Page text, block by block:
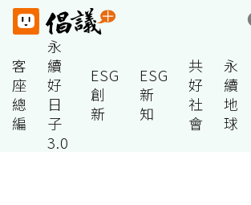
客
座
總
編
永
續
好
日
子
3.0
ESG
創
新
ESG
新
知
共
好
社
會
永
續
地
球